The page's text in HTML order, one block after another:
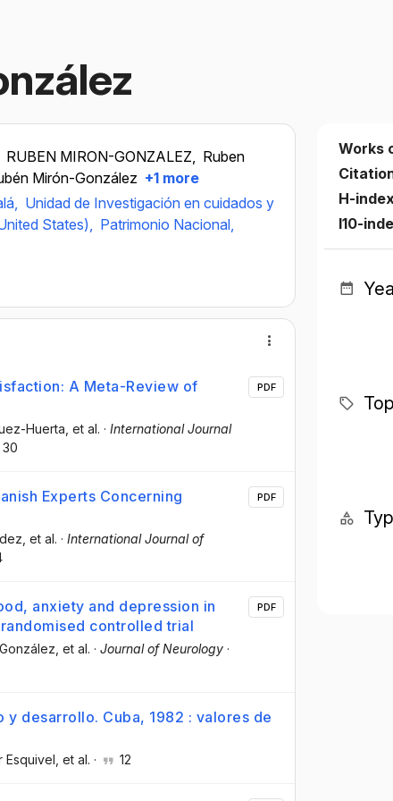
RUBEN MIRON-GONZALEZ, Ruben
Mirón-González +1 more
Unidad de Investigación en cuidados y
States), Patrimonio Nacional,
A Meta-Review of
Huerta , et al. · International Journal
30
PDF
Experts Concerning
, et al. · International Journal of
PDF
anxiety and depression in
controlled trial
, et al. · Journal of Neurology ·
PDF
desarrollo. Cuba, 1982 : valores de
Esquivel , et al. · 12
Works
H-
I10-